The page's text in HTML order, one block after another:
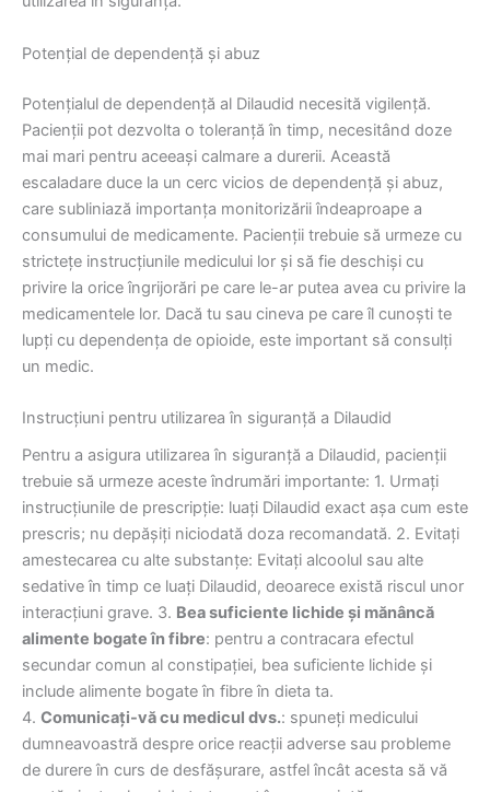
Potențial de dependență și abuz
Potențialul de dependență al Dilaudid necesită vigilență.
Pacienții pot dezvolta o toleranță în timp, necesitând doze
mai mari pentru aceeași calmare a durerii. Această
escaladare duce la un cerc vicios de dependență și abuz,
care subliniază importanța monitorizării îndeaproape a
consumului de medicamente. Pacienții trebuie să urmeze cu
strictețe instrucțiunile medicului lor și să fie deschiși cu
privire la orice îngrijorări pe care le-ar putea avea cu privire la
medicamentele lor. Dacă tu sau cineva pe care îl cunoști te
lupți cu dependența de opioide, este important să consulți
un medic.
Instrucțiuni pentru utilizarea în siguranță a Dilaudid
Pentru a asigura utilizarea în siguranță a Dilaudid, pacienții
trebuie să urmeze aceste îndrumări importante: 1. Urmați
instrucțiunile de prescripție: luați Dilaudid exact așa cum este
prescris; nu depășiți niciodată doza recomandată. 2. Evitați
amestecarea cu alte substanțe: Evitați alcoolul sau alte
sedative în timp ce luați Dilaudid, deoarece există riscul unor
interacțiuni grave. 3. Bea suficiente lichide și mănâncă
alimente bogate în fibre: pentru a contracara efectul
secundar comun al constipației, bea suficiente lichide și
include alimente bogate în fibre în dieta ta.
4. Comunicați-vă cu medicul dvs.: spuneți medicului
dumneavoastră despre orice reacții adverse sau probleme
de durere în curs de desfășurare, astfel încât acesta să vă